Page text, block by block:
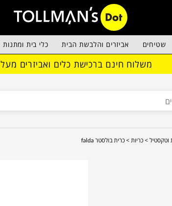
שטיחים אביזרים והלבשת הבית כלי בית ומתנות
משלוח חינם ברכישת כלים ואביזרים מעל
וטקסטיל > כריות > כרית בולסטר falda